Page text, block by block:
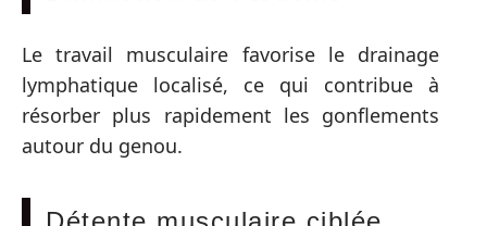
Le travail musculaire favorise le drainage
lymphatique localisé, ce qui contribue à
résorber plus rapidement les gonflements
autour du genou.